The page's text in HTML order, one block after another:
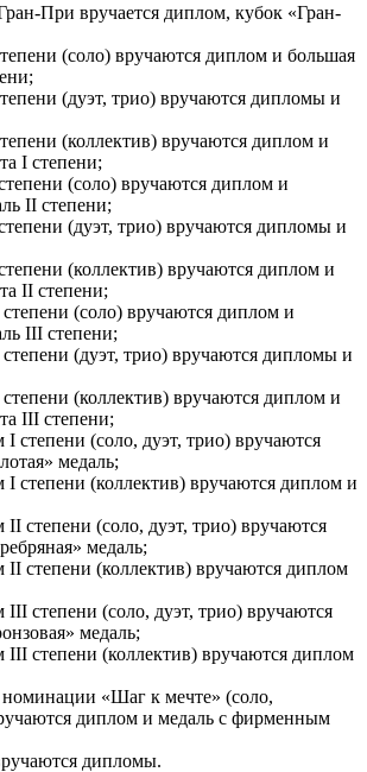
При вручается диплом, кубок «Гран-
(соло) вручаются диплом и большая
(дуэт, трио) вручаются дипломы и
(коллектив) вручаются диплом и
I степени;
(соло) вручаются диплом и
II степени;
(дуэт, трио) вручаются дипломы и
(коллектив) вручаются диплом и
II степени;
(соло) вручаются диплом и
III степени;
(дуэт, трио) вручаются дипломы и
(коллектив) вручаются диплом и
III степени;
степени (соло, дуэт, трио) вручаются
медаль;
степени (коллектив) вручаются диплом и
степени (соло, дуэт, трио) вручаются
медаль;
степени (коллектив) вручаются диплом
степени (соло, дуэт, трио) вручаются
медаль;
степени (коллектив) вручаются диплом
«Шаг к мечте» (соло,
диплом и медаль с фирменным
дипломы.